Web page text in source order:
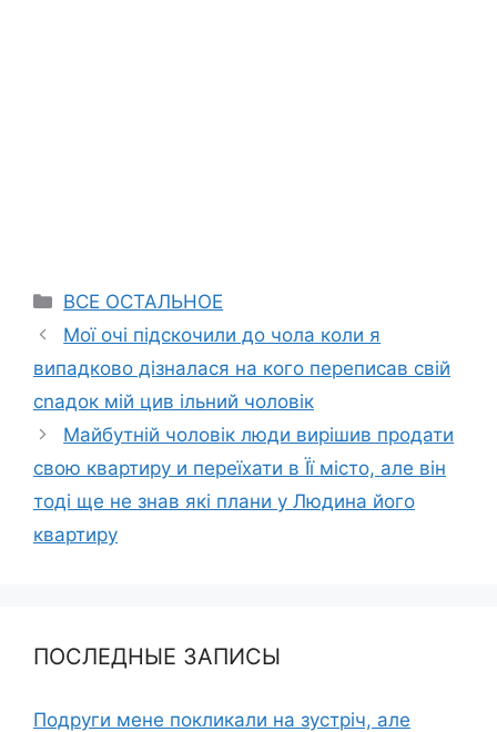
Categories
ВСЕ ОСТАЛЬНОЕ
Мої очі підскочили до чола коли я
випадково дізналася на кого переписав свій
сnадок мій цив ільний чоловік
Майбутній чоловік люди вирішив продати
свою квартиру и переїхати в Її місто, але він
тоді ще не знав які плани у Людина його
квартиру
ПОСЛЕДНЫЕ ЗАПИСЫ
Подруги мене покликали на зустріч, але